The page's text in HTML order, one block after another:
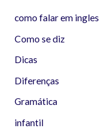
como falar em ingles
Como se diz
Dicas
Diferenças
Gramática
infantil